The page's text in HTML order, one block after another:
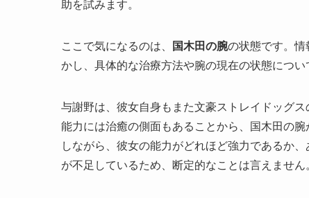
助を試みます。
ここで気になるのは、 国木田の腕の状態です。情
かし、具体的な治療方法や腕の現在の状態につ
与謝野は、彼女自身もまた文豪ストレイドッグ
能力には治癒の側面もあることから、国木田の
しながら、彼女の能力がどれほど強力であるか
が不足しているため、断定的なことは言えません